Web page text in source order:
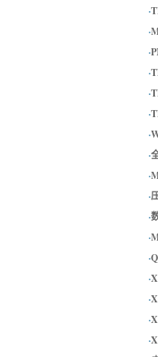
·
·
·
·
·
·
·
·
·
·
·
·
·
·
·
·
·